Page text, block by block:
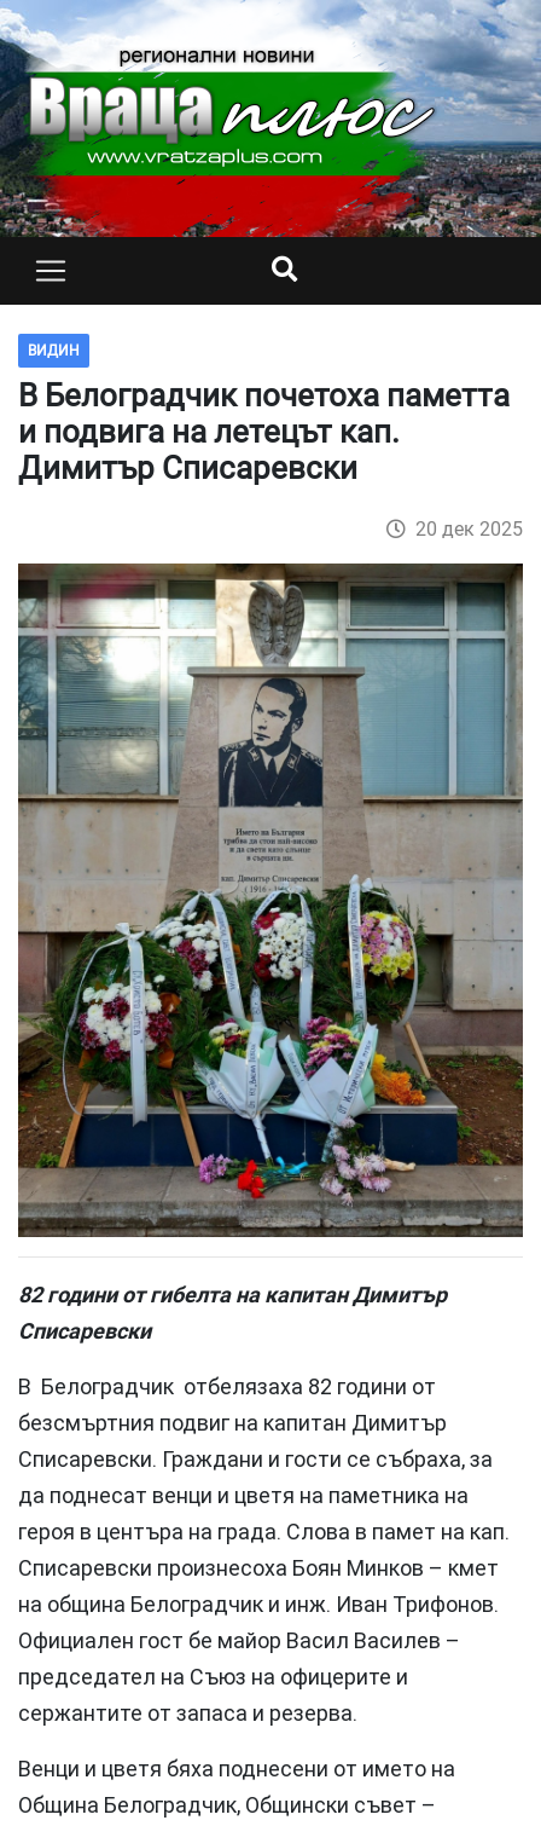
ВИДИН
В Белоградчик почетоха паметта
и подвига на летецът кап.
Димитър Списаревски
20 дек 2025
82 години от гибелта на капитан Димитър
Списаревски
В Белоградчик отбелязаха 82 години от
безсмъртния подвиг на капитан Димитър
Списаревски. Граждани и гости се събраха, за
да поднесат венци и цветя на паметника на
героя в центъра на града. Слова в памет на кап.
Списаревски произнесоха Боян Минков – кмет
на община Белоградчик и инж. Иван Трифонов.
Официален гост бе майор Васил Василев –
председател на Съюз на офицерите и
сержантите от запаса и резерва.
Венци и цветя бяха поднесени от името на
Община Белоградчик, Общински съвет –